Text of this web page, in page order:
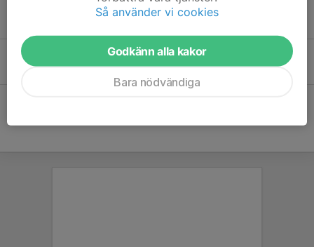
KM + avslutning
Välkomna till årets upplaga av Sandaredspokalen!
17 mar, 08:00 0
Så använder vi cookies
Godkänn alla kakor
Bara nödvändiga